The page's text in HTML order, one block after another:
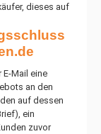
dieses auf
Mail eine
an den
auf dessen
ein
zuvor